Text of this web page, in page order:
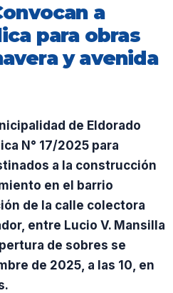
a
para obras
y avenida
de Eldorado
N° 17/2025 para
a la construcción
en el barrio
de la calle colectora
entre Lucio V. Mansilla
de sobres se
de 2025, a las 10, en